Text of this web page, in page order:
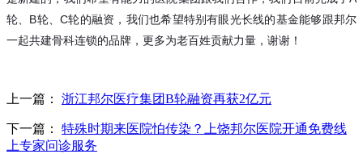
轮、B轮、C轮的融资，我们也希望特别有眼光长线的基金能够跟邦尔
一起共建骨科连锁的品牌，更多为老百姓贡献力量，谢谢！
上一篇： 浙江邦尔医疗集团B轮融资再获2亿元
下一篇：
特殊时期来医院怕传染？上饶邦尔医院开通免费线
上专家问诊服务